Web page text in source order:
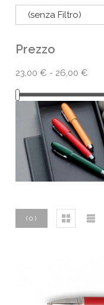
(senza Filtro)
Prezzo
23,00 € - 26,00 €
( 0 )